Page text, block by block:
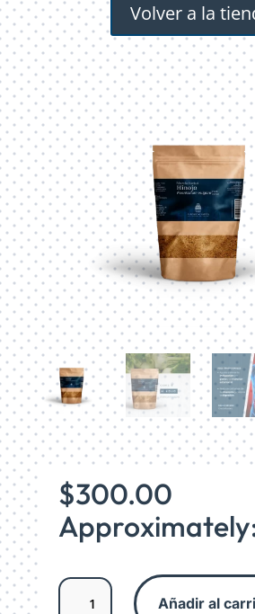
Volver a la
$300.00
Hinojo
Añadir al